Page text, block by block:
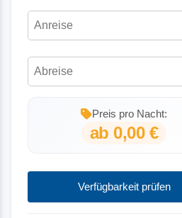
Preis pro Nacht:
ab 0,00 €
Verfügbarkeit prüfen